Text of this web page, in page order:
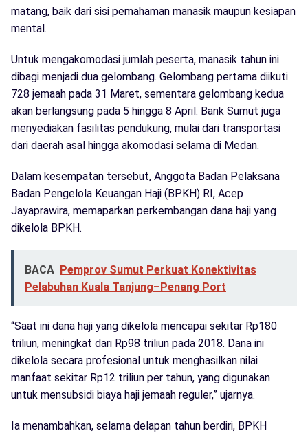
matang, baik dari sisi pemahaman manasik maupun kesiapan
mental.
Untuk mengakomodasi jumlah peserta, manasik tahun ini
dibagi menjadi dua gelombang. Gelombang pertama diikuti
728 jemaah pada 31 Maret, sementara gelombang kedua
akan berlangsung pada 5 hingga 8 April. Bank Sumut juga
menyediakan fasilitas pendukung, mulai dari transportasi
dari daerah asal hingga akomodasi selama di Medan.
Dalam kesempatan tersebut, Anggota Badan Pelaksana
Badan Pengelola Keuangan Haji (BPKH) RI, Acep
Jayaprawira, memaparkan perkembangan dana haji yang
dikelola BPKH.
BACA Pemprov Sumut Perkuat Konektivitas
Pelabuhan Kuala Tanjung–Penang Port
“Saat ini dana haji yang dikelola mencapai sekitar Rp180
triliun, meningkat dari Rp98 triliun pada 2018. Dana ini
dikelola secara profesional untuk menghasilkan nilai
manfaat sekitar Rp12 triliun per tahun, yang digunakan
untuk mensubsidi biaya haji jemaah reguler,” ujarnya.
Ia menambahkan, selama delapan tahun berdiri, BPKH